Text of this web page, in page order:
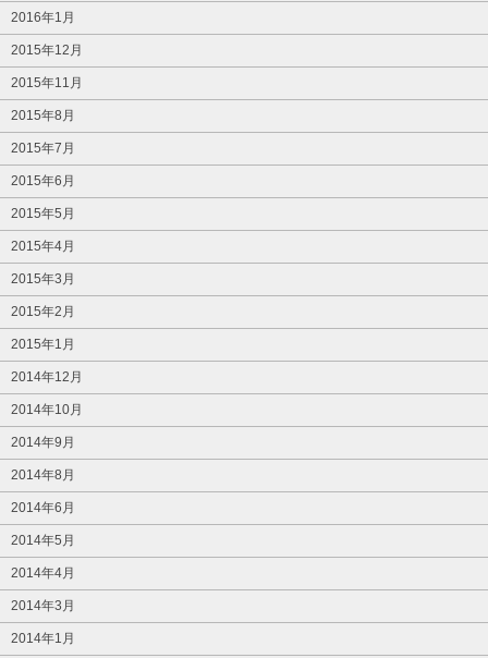
2016年1月
2015年12月
2015年11月
2015年8月
2015年7月
2015年6月
2015年5月
2015年4月
2015年3月
2015年2月
2015年1月
2014年12月
2014年10月
2014年9月
2014年8月
2014年6月
2014年5月
2014年4月
2014年3月
2014年1月